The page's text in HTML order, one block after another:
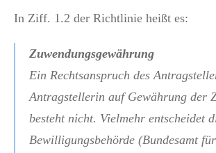
In Ziff. 1.2 der Richtlinie heißt es:
Zuwendungsgewährung
Ein Rechtsanspruch des
Antragstellerin auf Gewährung der
besteht nicht. Vielmehr entscheidet
Bewilligungsbehörde (Bundesamt